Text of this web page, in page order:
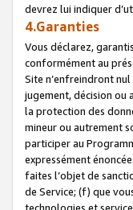
devrez lui indiquer
4.Garanties
Vous déclarez,
conformément au
Site n’enfreindront
jugement, décision ou
la protection des
mineur ou autrement
participer au
expressément
faites l’objet de
de Service; (f) que